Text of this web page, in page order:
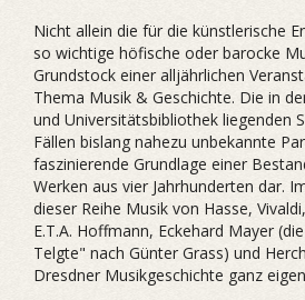
Nicht allein die für die künstlerische
so wichtige höfische oder barocke
Grundstock einer alljährlichen
Thema Musik & Geschichte. Die in
und Universitätsbibliothek liegenden
Fällen bislang nahezu unbekannte
faszinierende Grundlage einer
Werken aus vier Jahrhunderten dar.
dieser Reihe Musik von Hasse,
E.T.A. Hoffmann, Eckehard Mayer
Telgte" nach Günter Grass) und
Dresdner Musikgeschichte ganz